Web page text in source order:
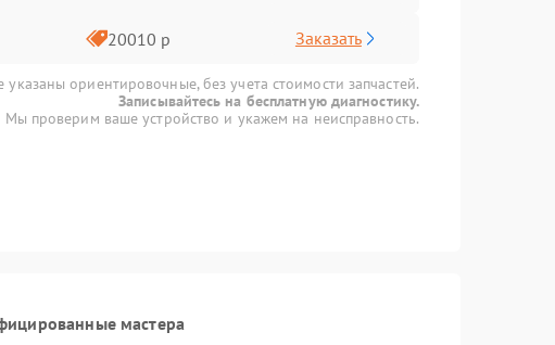
20010 р Заказать
указаны ориентировочные, без учета стоимости запчастей.
Записывайтесь на бесплатную диагностику.
Мы проверим ваше устройство и укажем на неисправность.
мастера